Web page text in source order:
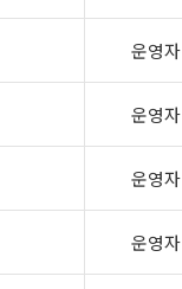
운영자
운영자
운영자
운영자